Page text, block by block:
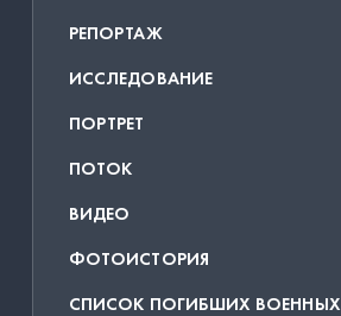
РЕПОРТАЖ
ИССЛЕДОВАНИЕ
ПОРТРЕТ
ПОТОК
ВИДЕО
ФОТОИСТОРИЯ
СПИСОК ПОГИБШИХ ВОЕННЫХ